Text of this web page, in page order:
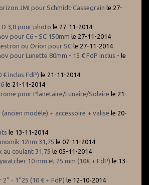
JMI pour Schmidt-Cassegrain le 27-
3,8 pour photo le 27-11-2014
pour C6 - SC 150mm le 27-11-2014
ou Orion pour SC le 27-11-2014
pour Lunette 80mm - 15 € FdP inclus - le
€ inclus FdP) le 21-11-2014
le 21-11-2014
pour Planetaire/Lunaire/Solaire le 21-
(ancien modèle) + accessoire + valise le 20-
le 13-11-2014
12nm 31,75 le 07-11-2014
au coulant 31,75 le 05-11-2014
10 mm et 25 mm (10€ + FdP) le 13-
- 1''25 (10 € + FdP) le 12-10-2014